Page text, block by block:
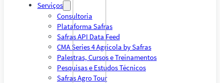
Serviços
Consultoria
Plataforma Safras
Safras API Data Feed
CMA Series 4 Agrícola by Safras
Palestras, Cursos e Treinamentos
Pesquisas e Estudos Técnicos
Safras Agro Tour